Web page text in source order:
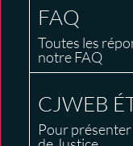
FAQ
Toutes les
notre FAQ
CJWEB
Pour